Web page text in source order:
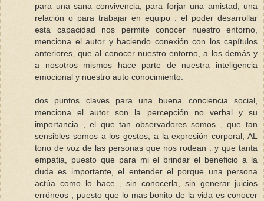
para una sana convivencia, para forjar una amistad, una
relación o para trabajar en equipo . el poder desarrollar
esta capacidad nos permite conocer nuestro entorno,
menciona el autor y haciendo conexión con los capítulos
anteriores, que al conocer nuestro entorno, a los demás y
a nosotros mismos hace parte de nuestra inteligencia
emocional y nuestro auto conocimiento.
dos puntos claves para una buena conciencia social,
menciona el autor son la percepción no verbal y su
importancia , el que tan observadores somos , que tan
sensibles somos a los gestos, a la expresión corporal, AL
tono de voz de las personas que nos rodean . y que tanta
empatia, puesto que para mi el brindar el beneficio a la
duda es importante, el entender el porque una persona
actúa como lo hace , sin conocerla, sin generar juicios
erróneos , puesto que lo mas bonito de la vida es conocer